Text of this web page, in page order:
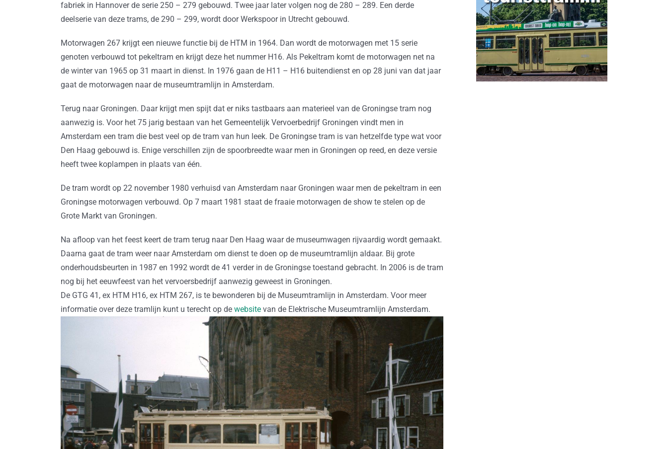
fabriek in Hannover de serie 250 – 279 gebouwd. Twee jaar later volgen nog de 280 – 289. Een derde
deelserie van deze trams, de 290 – 299, wordt door Werkspoor in Utrecht gebouwd.
Motorwagen 267 krijgt een nieuwe functie bij de HTM in 1964. Dan wordt de motorwagen met 15 serie
genoten verbouwd tot pekeltram en krijgt deze het nummer H16. Als Pekeltram komt de motorwagen net na
de winter van 1965 op 31 maart in dienst. In 1976 gaan de H11 – H16 buitendienst en op 28 juni van dat jaar
gaat de motorwagen naar de museumtramlijn in Amsterdam.
Terug naar Groningen. Daar krijgt men spijt dat er niks tastbaars aan materieel van de Groningse tram nog
aanwezig is. Voor het 75 jarig bestaan van het Gemeentelijk Vervoerbedrijf Groningen vindt men in
Amsterdam een tram die best veel op de tram van hun leek. De Groningse tram is van hetzelfde type wat voor
Den Haag gebouwd is. Enige verschillen zijn de spoorbreedte waar men in Groningen op reed, en deze versie
heeft twee koplampen in plaats van één.
De tram wordt op 22 november 1980 verhuisd van Amsterdam naar Groningen waar men de pekeltram in een
Groningse motorwagen verbouwd. Op 7 maart 1981 staat de fraaie motorwagen de show te stelen op de
Grote Markt van Groningen.
Na afloop van het feest keert de tram terug naar Den Haag waar de museumwagen rijvaardig wordt gemaakt.
Daarna gaat de tram weer naar Amsterdam om dienst te doen op de museumtramlijn aldaar. Bij grote
onderhoudsbeurten in 1987 en 1992 wordt de 41 verder in de Groningse toestand gebracht. In 2006 is de tram
nog bij het eeuwfeest van het vervoersbedrijf aanwezig geweest in Groningen.
De GTG 41, ex HTM H16, ex HTM 267, is te bewonderen bij de Museumtramlijn in Amsterdam. Voor meer
informatie over deze tramlijn kunt u terecht op de website van de Elektrische Museumtramlijn Amsterdam.